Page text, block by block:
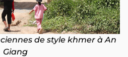
de style khmer à An
Giang